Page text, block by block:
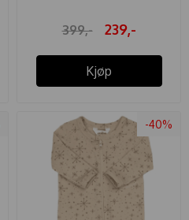
399,- 239,-
Kjøp
-40%